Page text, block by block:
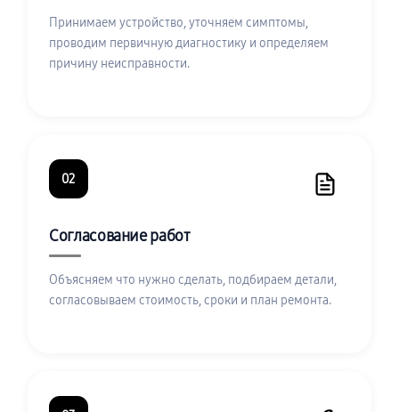
Принимаем устройство, уточняем симптомы,
проводим первичную диагностику и определяем
причину неисправности.
02
Согласование работ
Объясняем что нужно сделать, подбираем детали,
согласовываем стоимость, сроки и план ремонта.